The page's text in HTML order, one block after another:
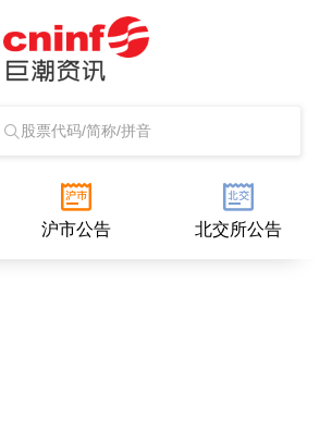
股票代码/简称/拼音
沪市公告 北交所公告